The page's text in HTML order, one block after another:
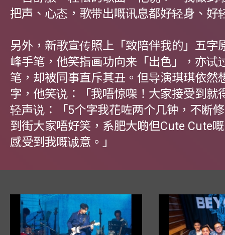
把声、心态，歌带出嘅讯息都好轻身、好
另外，新歌宣传照上「致陪伴我的」五字
峰手笔，他笑指画功向来「出色」，亦试
笔，却被同事直斥其丑。但导演琪琪依然
字，他笑说：「我唔惊㗎！大家接受到就
轻声说：「5个字我花咗两个几钟，不断
到街大家唔好笑，系肥大啲但Cute Cute
感受到我嘅诚意。」